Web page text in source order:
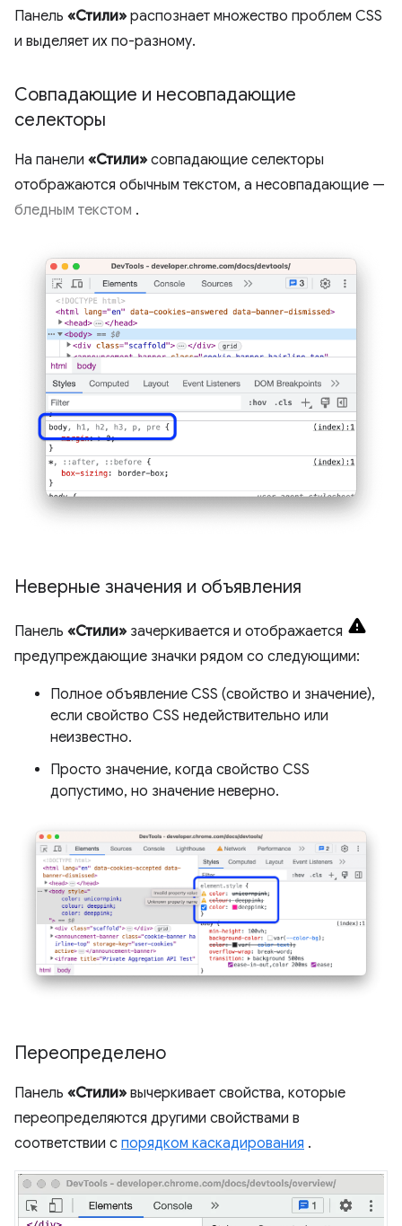
Панель «Стили» распознает множество проблем CSS
и выделяет их по-разному.
Совпадающие и несовпадающие
селекторы
На панели «Стили» совпадающие селекторы
отображаются обычным текстом, а несовпадающие —
бледным текстом .
Неверные значения и объявления
Панель «Стили» зачеркивается и отображается
предупреждающие значки рядом со следующими:
Полное объявление CSS (свойство и значение),
если свойство CSS недействительно или
неизвестно.
Просто значение, когда свойство CSS
допустимо, но значение неверно.
Переопределено
Панель «Стили» вычеркивает свойства, которые
переопределяются другими свойствами в
соответствии с порядком каскадирования .